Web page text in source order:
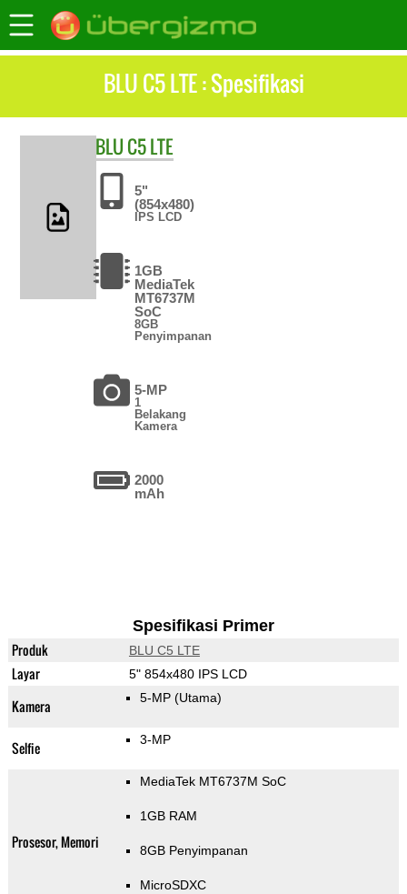
BLU C5 LTE : Spesifikasi
BLUC5 LTE
5"
(854x480)
IPS LCD
1GB
MediaTek
MT6737M
SoC
8GB
Penyimpanan
5-MP
1
Belakang
Kamera
2000
mAh
Spesifikasi Primer
Produk BLU C5 LTE
Layar 5" 854x480 IPS LCD
Kamera 5-MP (Utama)
Selfie 3-MP
Prosesor, Memori
MediaTek MT6737M SoC
1GB RAM
8GB Penyimpanan
MicroSDXC